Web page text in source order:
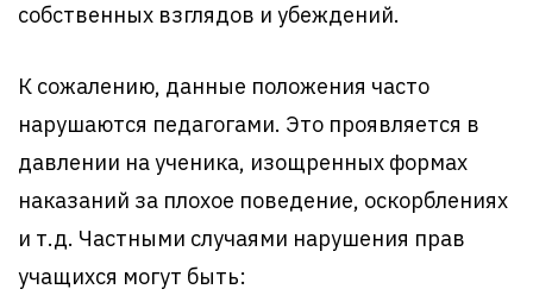
собственных взглядов и убеждений.
К сожалению, данные положения часто
нарушаются педагогами. Это проявляется в
давлении на ученика, изощренных формах
наказаний за плохое поведение, оскорблениях
и т.д. Частными случаями нарушения прав
учащихся могут быть: